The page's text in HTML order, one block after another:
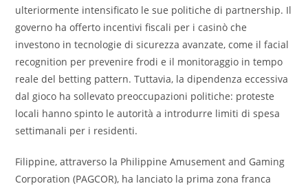
ulteriormente intensificato le sue politiche di partnership. Il
governo ha offerto incentivi fiscali per i casinò che
investono in tecnologie di sicurezza avanzate, come il facial
recognition per prevenire frodi e il monitoraggio in tempo
reale del betting pattern. Tuttavia, la dipendenza eccessiva
dal gioco ha sollevato preoccupazioni politiche: proteste
locali hanno spinto le autorità a introdurre limiti di spesa
settimanali per i residenti.
Filippine, attraverso la Philippine Amusement and Gaming
Corporation (PAGCOR), ha lanciato la prima zona franca